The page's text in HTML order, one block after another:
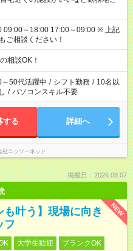
～18:00 17:00～09:00 ※ 上記
ご相談ください！
相談OK！
～50代活躍中 / シフト勤務 / 10名以
/ パソコンスキル不要
する 詳細へ
社ニッソーネット
掲載日：2026.08.07
NEW
も叶う】現場に向き
フ
大学生歓迎
ブランクOK